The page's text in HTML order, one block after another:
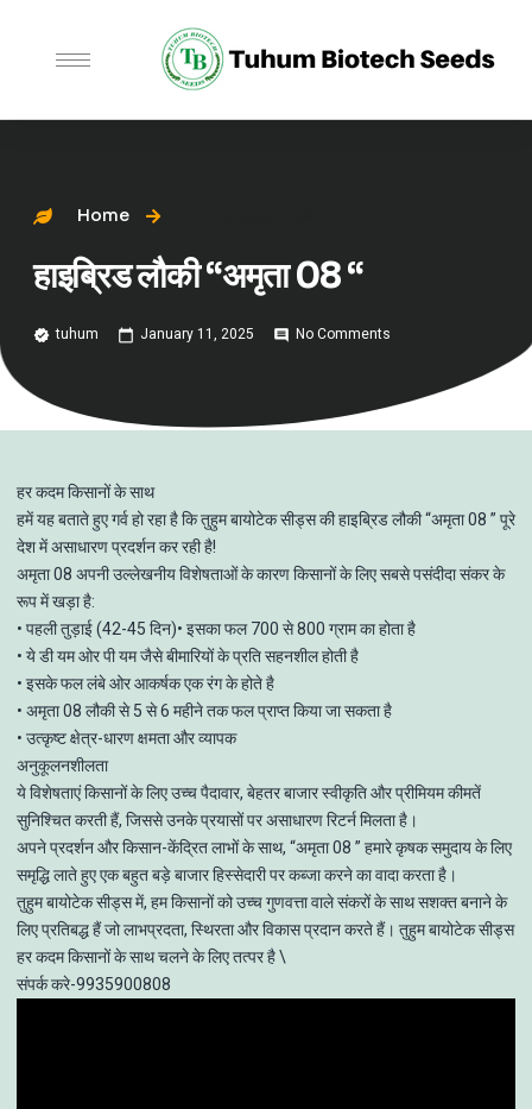
Home
हाइब्रिड लौकी “अमृता 08 “
tuhum January 11, 2025 No Comments
हर कदम किसानों के साथ
हमें यह बताते हुए गर्व हो रहा है कि तुहुम बायोटेक सीड्स की हाइब्रिड लौकी “अमृता 08 ” पूरे
देश में असाधारण प्रदर्शन कर रही है!
अमृता 08 अपनी उल्लेखनीय विशेषताओं के कारण किसानों के लिए सबसे पसंदीदा संकर के
रूप में खड़ा है:
• पहली तुड़ाई (42-45 दिन)• इसका फल 700 से 800 ग्राम का होता है
• ये डी यम ओर पी यम जैसे बीमारियों के प्रति सहनशील होती है
• इसके फल लंबे ओर आकर्षक एक रंग के होते है
• अमृता 08 लौकी से 5 से 6 महीने तक फल प्राप्त किया जा सकता है
• उत्कृष्ट क्षेत्र-धारण क्षमता और व्यापक
अनुकूलनशीलता
ये विशेषताएं किसानों के लिए उच्च पैदावार, बेहतर बाजार स्वीकृति और प्रीमियम कीमतें
सुनिश्चित करती हैं, जिससे उनके प्रयासों पर असाधारण रिटर्न मिलता है।
अपने प्रदर्शन और किसान-केंद्रित लाभों के साथ, “अमृता 08 ” हमारे कृषक समुदाय के लिए
समृद्धि लाते हुए एक बहुत बड़े बाजार हिस्सेदारी पर कब्जा करने का वादा करता है।
तुहुम बायोटेक सीड्स में, हम किसानों को उच्च गुणवत्ता वाले संकरों के साथ सशक्त बनाने के
लिए प्रतिबद्ध हैं जो लाभप्रदता, स्थिरता और विकास प्रदान करते हैं। तुहुम बायोटेक सीड्स
हर कदम किसानों के साथ चलने के लिए तत्पर है \
संपर्क करे-9935900808